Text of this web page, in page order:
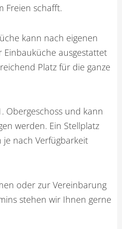
Freien schafft.
kann nach eigenen
ausgestattet
Platz für die ganze
Obergeschoss und kann
werden. Ein Stellplatz
nach Verfügbarkeit
oder zur Vereinbarung
stehen wir Ihnen gerne